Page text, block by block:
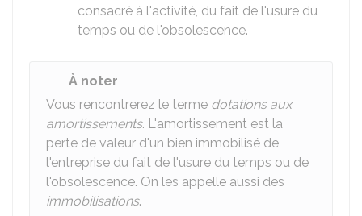
consacré à l'activité, du fait de l'usure du
temps ou de l'obsolescence.
À noter
Vous rencontrerez le terme dotations aux
amortissements. L'amortissement est la
perte de valeur d'un bien immobilisé de
l'entreprise du fait de l'usure du temps ou de
l'obsolescence. On les appelle aussi des
immobilisations.